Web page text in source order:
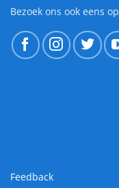
Bezoek ons ook eens
Feedback